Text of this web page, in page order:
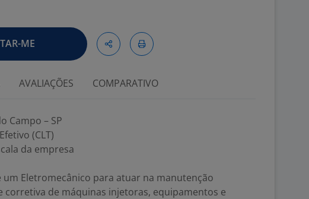
ME
AVALIAÇÕES COMPARATIVO
Campo – SP
(CLT)
da empresa
um Eletromecânico para atuar na manutenção
corretiva de máquinas injetoras, equipamentos e